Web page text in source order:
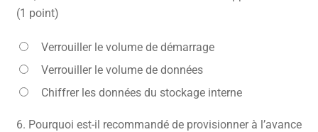
(1 point)
Verrouiller le volume de démarrage
Verrouiller le volume de données
Chiffrer les données du stockage interne
6. Pourquoi est-il recommandé de provisionner à l’avance